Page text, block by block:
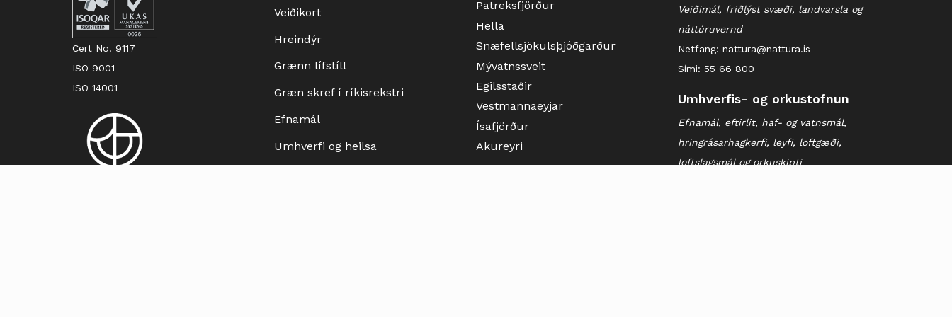
Cert No. 9117
ISO 9001
ISO 14001
Veiðikort
Hreindýr
Grænn lífstíll
Græn skref í ríkisrekstri
Efnamál
Umhverfi og heilsa
Patreksfjörður
Hella
Snæfellsjökulsþjóðgarður
Mývatnssveit
Egilsstaðir
Vestmannaeyjar
Ísafjörður
Akureyri
Veiðimál, friðlýst svæði, landvarsla og
náttúruvernd
Netfang: nattura@nattura.is
Sími: 55 66 800
Umhverfis- og orkustofnun
Efnamál, eftirlit, haf- og vatnsmál,
hringrásarhagkerfi, leyfi, loftgæði,
loftslagsmál og orkuskipti